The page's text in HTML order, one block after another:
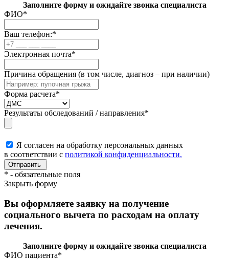
Заполните форму и ожидайте звонка специалиста
ФИО*
Ваш телефон:*
Электронная почта*
Причина обращения (в том числе, диагноз – при наличии)
Форма расчета*
Результаты обследований / направления*
Я согласен на обработку персональных данных
в соответствии с политикой конфиденциальности.
* - обязательные поля
Закрыть форму
Вы оформляете заявку на получение
социального вычета по расходам на оплату
лечения.
Заполните форму и ожидайте звонка специалиста
ФИО пациента*